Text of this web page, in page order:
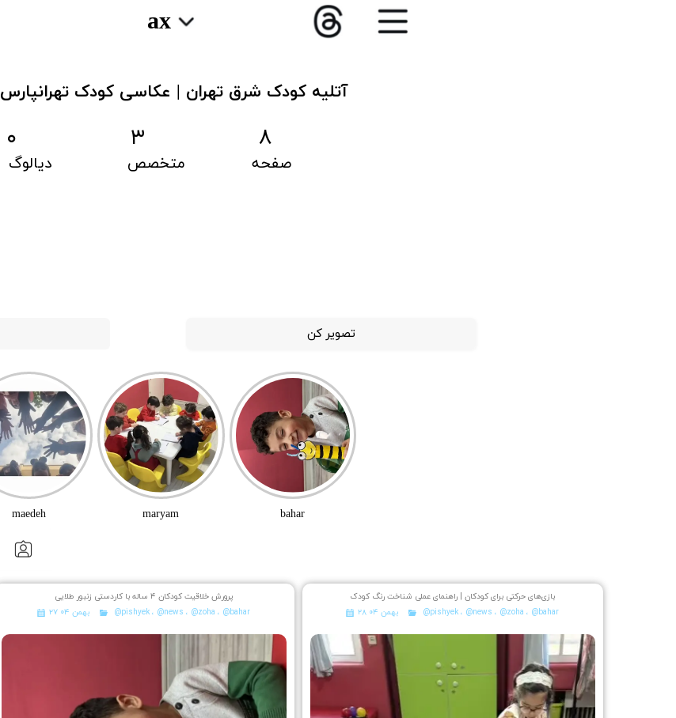
ax
آتلیه کودک شرق تهران | عکاسی کودک تهرانپارس
صفحه متخصص دیالوگ
۸
تصویر کن
maedeh maryam bahar
پرورش خلاقیت کودکان ۴ ساله با کاردستی زنبور طلایی
۲۷ بهمن ۰۴
@pishyek، @news ، @zoha ، @bahar
بازی‌های حرکتی برای کودکان | راهنمای عملی شناخت رنگ کودک
۲۸ بهمن ۰۴
@pishyek، @news ، @zoha ، @bahar